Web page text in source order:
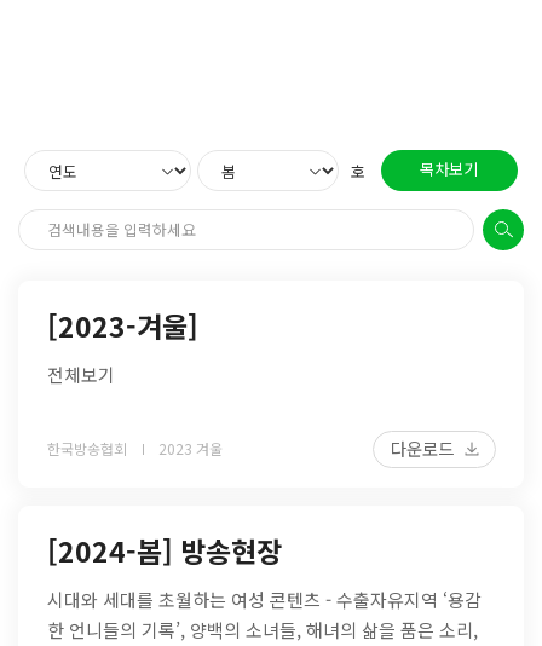
호 목차보기
[2023-겨울]
전체보기
한국방송협회 2023 겨울 다운로드
[2024-봄] 방송현장
시대와 세대를 초월하는 여성 콘텐츠 - 수출자유지역 ‘용감
한 언니들의 기록’, 양백의 소녀들, 해녀의 삶을 품은 소리,